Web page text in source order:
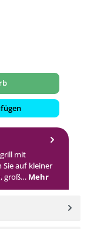
mit
auf kleiner
groß… Mehr